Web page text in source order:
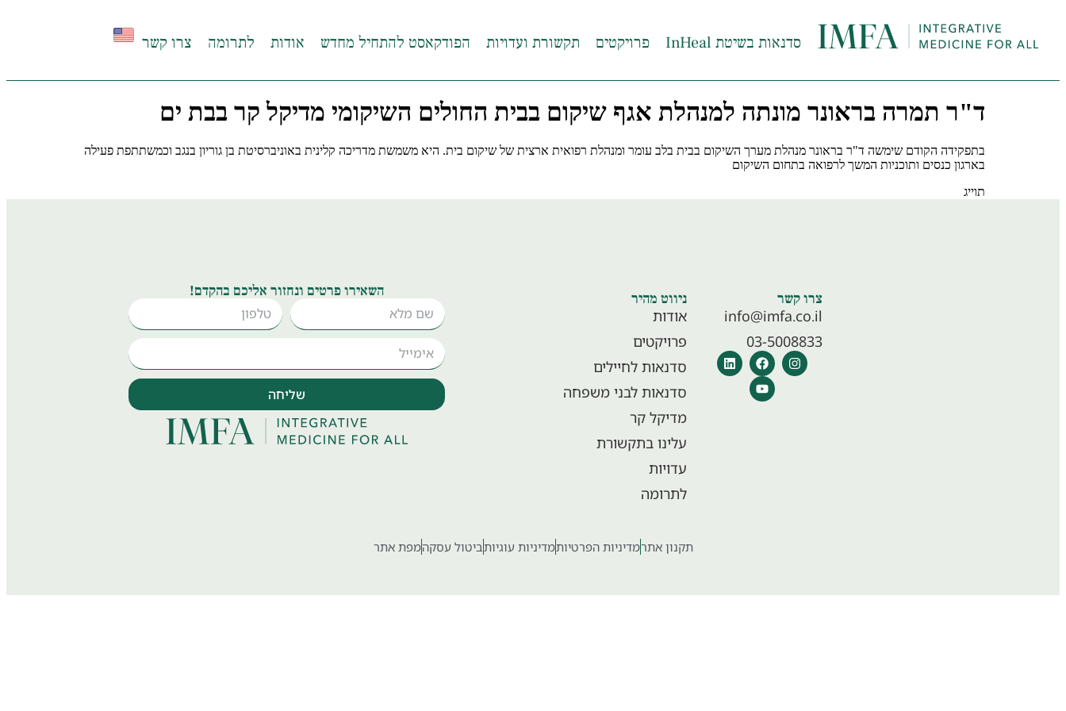
סדנאות בשיטת InHeal פרויקטים תקשורת ועדויות הפודקאסט להתחיל מחדש אודות לתרומה צרו קשר
ד"ר תמרה בראונר מונתה למנהלת אגף שיקום בבית החולים השיקומי מדיקל קר בבת ים
בתפקידה הקודם שימשה ד"ר בראונר מנהלת מערך השיקום בבית בלב עומר ומנהלת רפואית ארצית של שיקום בית. היא משמשת מדריכה קלינית באוניברסיטת בן גוריון בנגב וכמשתתפת פעילה
בארגון כנסים ותוכניות המשך לרפואה בתחום השיקום
תוייג
השאירו פרטים ונחזור אליכם בהקדם!
שליחה
ניווט מהיר
אודות
פרויקטים
סדנאות לחיילים
סדנאות לבני משפחה
מדיקל קר
עלינו בתקשורת
עדויות
לתרומה
צרו קשר
info@imfa.co.il
03-5008833
תקנון אתרמדיניות הפרטיותמדיניות עוגיות ביטול עסקהמפת אתר